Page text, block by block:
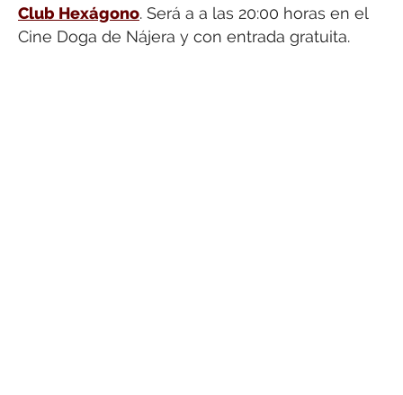
Club Hexágono. Será a a las 20:00 horas en el
Cine Doga de Nájera y con entrada gratuita.